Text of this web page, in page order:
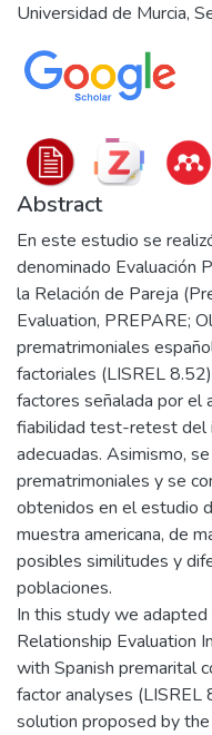
Universidad de Murcia,
Abstract
En este estudio se
denominado Evaluación
la Relación de Pareja
Evaluation, PREPARE;
prematrimoniales
factoriales (LISREL
factores señalada por el
fiabilidad test-retest del
adecuadas. Asimismo,
prematrimoniales y se
obtenidos en el estudio
muestra americana, de
posibles similitudes y
poblaciones.
In this study we
Relationship Evaluation
with Spanish premarital
factor analyses
solution proposed by